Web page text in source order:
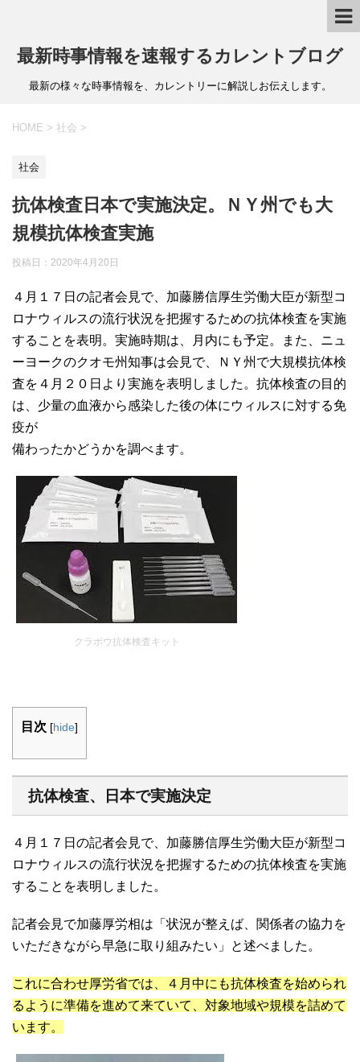
最新時事情報を速報するカレントブログ
最新の様々な時事情報を、カレントリーに解説しお伝えします。
HOME > 社会 >
社会
抗体検査日本で実施決定。ＮＹ州でも大
規模抗体検査実施
投稿日： 2020年4月20日
４月１７日の記者会見で、加藤勝信厚生労働大臣が新型コ
ロナウィルスの流行状況を把握するための抗体検査を実施
することを表明。実施時期は、月内にも予定。また、ニュ
ーヨークのクオモ州知事は会見で、ＮＹ州で大規模抗体検
査を４月２０日より実施を表明しました。抗体検査の目的
は、少量の血液から感染した後の体にウィルスに対する免
疫が
備わったかどうかを調べます。
クラボウ抗体検査キット
目次 [hide]
抗体検査、日本で実施決定
４月１７日の記者会見で、加藤勝信厚生労働大臣が新型コ
ロナウィルスの流行状況を把握するための抗体検査を実施
することを表明しました。
記者会見で加藤厚労相は「状況が整えば、関係者の協力を
いただきながら早急に取り組みたい」と述べました。
これに合わせ厚労省では、４月中にも抗体検査を始められ
るように準備を進めて来ていて、対象地域や規模を詰めて
います。